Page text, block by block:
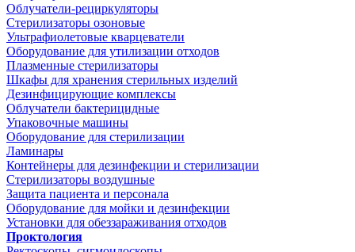
Облучатели-рециркуляторы
Стерилизаторы озоновые
Ультрафиолетовые кварцеватели
Оборудование для утилизации отходов
Плазменные стерилизаторы
Шкафы для хранения стерильных изделий
Дезинфицирующие комплексы
Облучатели бактерицидные
Упаковочные машины
Оборудование для стерилизации
Ламинары
Контейнеры для дезинфекции и стерилизации
Стерилизаторы воздушные
Защита пациента и персонала
Оборудование для мойки и дезинфекции
Установки для обеззараживания отходов
Проктология